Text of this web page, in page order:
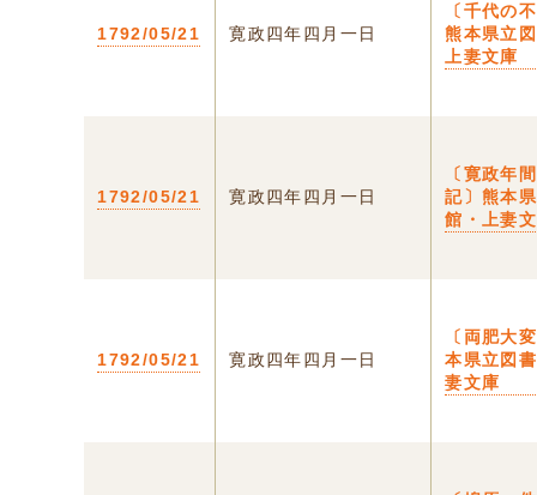
1792/05/21 寛政四年四月一日
〔千代の
熊本県立
上妻文庫
1792/05/21 寛政四年四月一日
〔寛政年
記〕熊本
館・上妻
1792/05/21 寛政四年四月一日
〔両肥大
本県立図
妻文庫